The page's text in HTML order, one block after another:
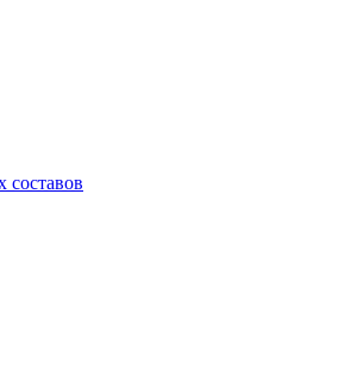
составов